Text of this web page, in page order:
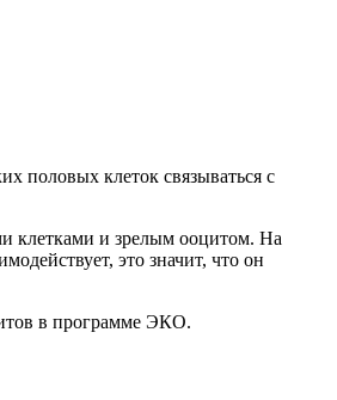
половых клеток связываться с
клетками и зрелым ооцитом. На
это значит, что он
в программе ЭКО.